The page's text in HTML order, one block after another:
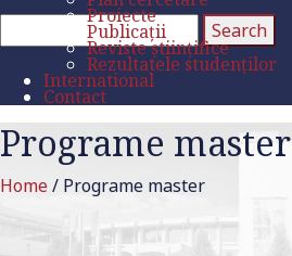
Proiecte
Publicații
Reviste științifice
Rezultatele studenților
International
Contact
Programe master
Home/ Programe master